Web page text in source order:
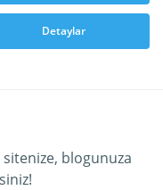
Detaylar
blogunuza